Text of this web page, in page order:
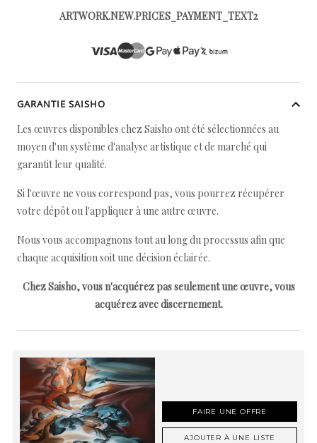
ARTWORK.NEW.PRICES_PAYMENT_TEXT2
GARANTIE SAISHO
Les œuvres disponibles chez Saisho ont été sélectionnées au
moyen d'un système d'analyse artistique et de marché qui
garantit leur qualité.
Si l'œuvre ne vous correspond pas, vous pourrez récupérer
votre dépôt ou l'appliquer à une autre œuvre.
Nous vous accompagnons tout au long du processus afin que
chaque acquisition soit une décision éclairée.
Chez Saisho, vous n'acquérez pas seulement une œuvre, vous
acquérez avec discernement.
FAIRE UNE OFFRE
AJOUTER À UNE LISTE